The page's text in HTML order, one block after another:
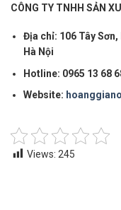
CÔNG TY TNHH SẢN
Địa chỉ: 106 Tây
Hà Nội
Hotline: 0965 13 68
Website:
Views: 245